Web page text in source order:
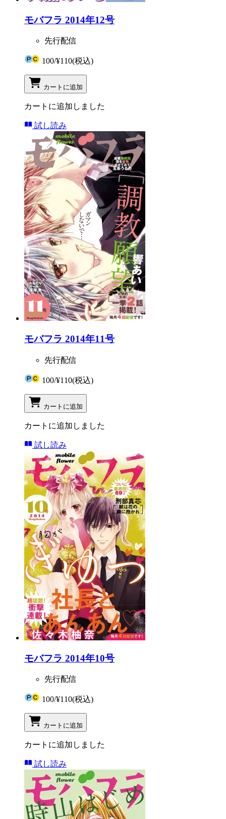
モバフラ 2014年12号
先行配信
100/¥110(税込)
カートに追加
カートに追加しました
試し読み
モバフラ 2014年11号
先行配信
100/¥110(税込)
カートに追加
カートに追加しました
試し読み
モバフラ 2014年10号
先行配信
100/¥110(税込)
カートに追加
カートに追加しました
試し読み